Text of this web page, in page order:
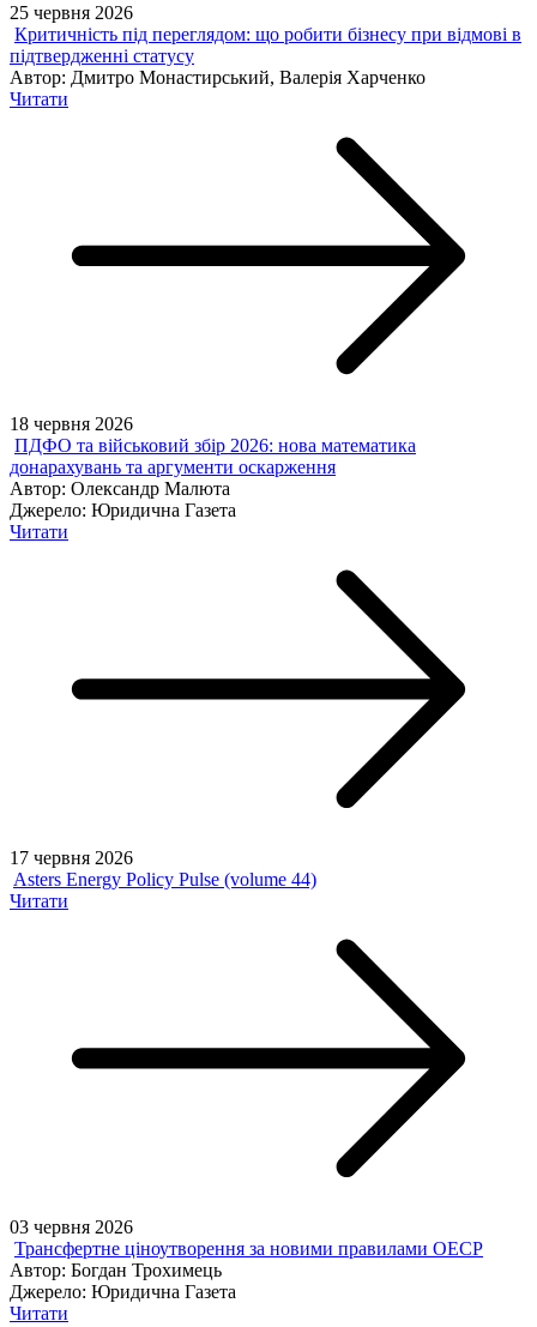
25 червня 2026
Критичність під переглядом: що робити бізнесу при відмові в
підтвердженні статусу
Автор: Дмитро Монастирський, Валерія Харченко
Читати
18 червня 2026
ПДФО та військовий збір 2026: нова математика
донарахувань та аргументи оскарження
Автор: Олександр Малюта
Джерело: Юридична Газета
Читати
17 червня 2026
Asters Energy Policy Pulse (volume 44)
Читати
03 червня 2026
Трансфертне ціноутворення за новими правилами ОЕСР
Автор: Богдан Трохимець
Джерело: Юридична Газета
Читати